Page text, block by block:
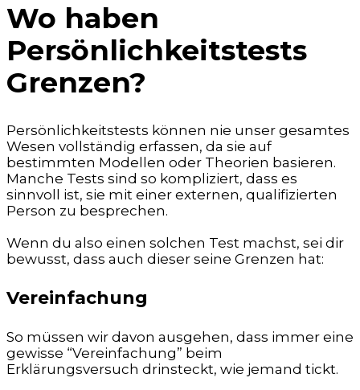
Wo haben
Persönlichkeitstests
Grenzen?
Persönlichkeitstests können nie unser gesamtes
Wesen vollständig erfassen, da sie auf
bestimmten Modellen oder Theorien basieren.
Manche Tests sind so kompliziert, dass es
sinnvoll ist, sie mit einer externen, qualifizierten
Person zu besprechen.
Wenn du also einen solchen Test machst, sei dir
bewusst, dass auch dieser seine Grenzen hat:
Vereinfachung
So müssen wir davon ausgehen, dass immer eine
gewisse “Vereinfachung” beim
Erklärungsversuch drinsteckt, wie jemand tickt.